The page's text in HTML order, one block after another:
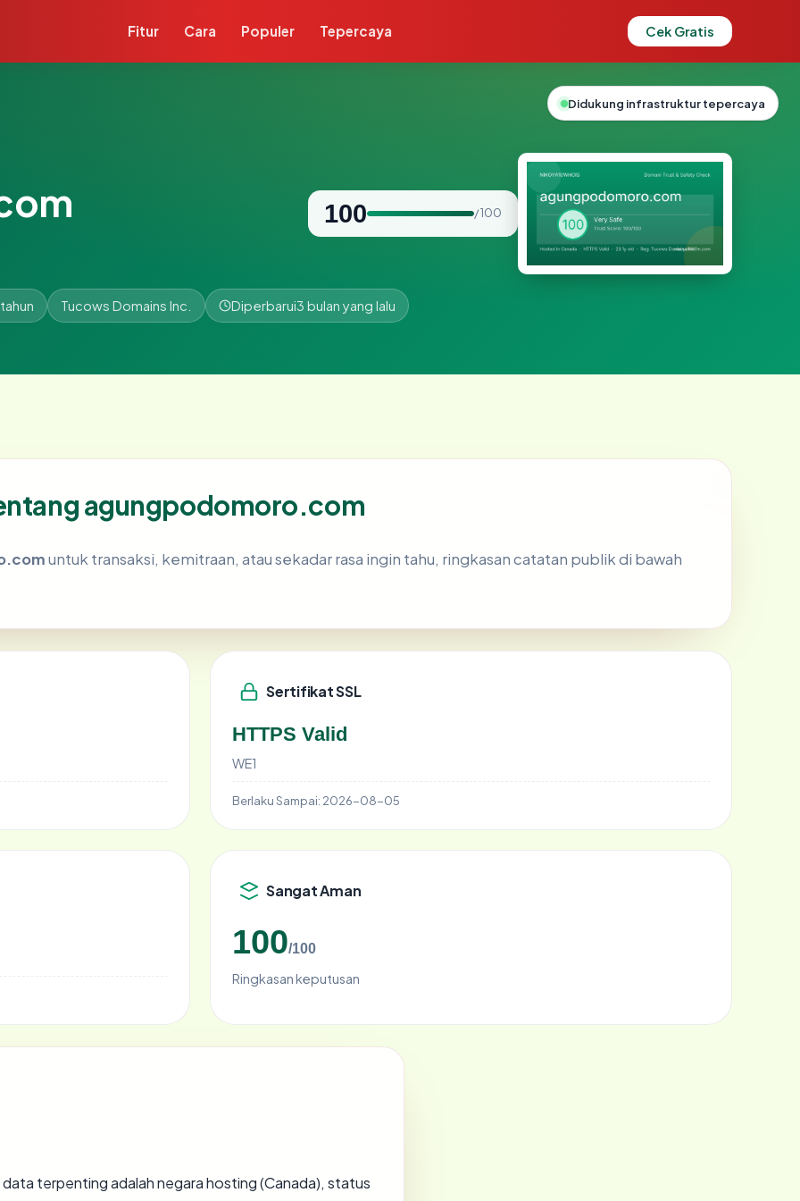
Fitur Cara Populer Tepercaya Cek Gratis
100 / 100
Tucows Domains Inc. Diperbarui3 bulan yang lalu
agungpodomoro.com
untuk transaksi, kemitraan, atau sekadar rasa ingin tahu, ringkasan catatan publik di bawah
Sertifikat SSL
HTTPS Valid
WE1
Berlaku Sampai: 2026-08-05
Sangat Aman
100/100
Ringkasan keputusan
terpenting adalah negara hosting (Canada), status
Didukung infrastruktur tepercaya